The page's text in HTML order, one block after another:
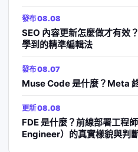
發布 08.08
SEO 內容更新怎麼做才有效
學到的精準編輯法
發布 08.07
Muse Code 是什麼？Meta
更新 08.08
FDE 是什麼？前線部署工程
Engineer）的真實樣貌與判